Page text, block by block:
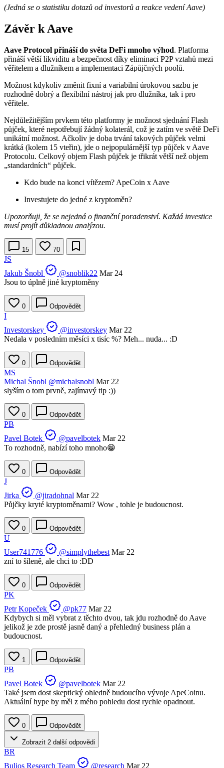
(Jedná se o statistiku dotazů od investorů a reakce vedení Aave)
Závěr k Aave
Aave Protocol přináší do světa DeFi mnoho výhod. Platforma
přináší větší likviditu a bezpečnost díky eliminaci P2P vztahů mezi
věřitelem a dlužníkem a implementaci Zápůjčných poolů.
Možnost kdykoliv změnit fixní a variabilní úrokovou sazbu je
rozhodně dobrý a flexibilní nástroj jak pro dlužníka, tak i pro
věřitele.
Nejdůležitějším prvkem této platformy je možnost sjednání Flash
půjček, které nepotřebují žádný kolaterál, což je zatím ve světě DeFi
unikátní možnost. Ačkoliv je doba trvání takových půjček velmi
krátká (kolem 15 vteřin), jde o nejpopulárnější typ půjček v Aave
Protocolu. Celkový objem Flash půjček je třikrát větší než objem
„standardních“ půjček.
Kdo bude na konci vítězem? ApeCoin x Aave
Investujete do jedné z kryptoměn?
Upozorňuji, že se nejedná o finanční poradenství. Každá investice
musí projít důkladnou analýzou.
15 70
JS
Jakub Šnobl
@snoblik22 Mar 24
Jsou to úplně jiné kryptoměny
0 Odpovědět
I
Investorskey
@investorskey Mar 22
Nedala v posledním měsíci x tisíc %? Meh... nuda... :D
0 Odpovědět
MS
Michal Šnobl @michalsnobl Mar 22
slyším o tom prvně, zajímavý tip :))
0 Odpovědět
PB
Pavel Botek
@pavelbotek Mar 22
To rozhodně, nabízí toho mnoho😁
0 Odpovědět
J
Jirka
@jiradohnal Mar 22
Půjčky kryté kryptoměnami? Wow , tohle je budoucnost.
0 Odpovědět
U
User741776
@simplythebest Mar 22
zní to šíleně, ale chci to :DD
0 Odpovědět
PK
Petr Kopeček
@pk77 Mar 22
Kdybych si měl vybrat z těchto dvou, tak jdu rozhodně do Aave
jelikož je zde prostě jasně daný a přehledný business plán a
budoucnost.
1 Odpovědět
PB
Pavel Botek
@pavelbotek Mar 22
Také jsem dost skeptický ohledně budoucího vývoje ApeCoinu.
Aktuální hype by měl z mého pohledu dost rychle opadnout.
0 Odpovědět
Zobrazit 2 další odpovědi
BR
Bulios Research Team
@research Mar 22